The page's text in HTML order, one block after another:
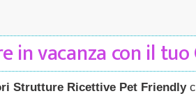
in vacanza con il tuo
Strutture Ricettive Pet Friendly